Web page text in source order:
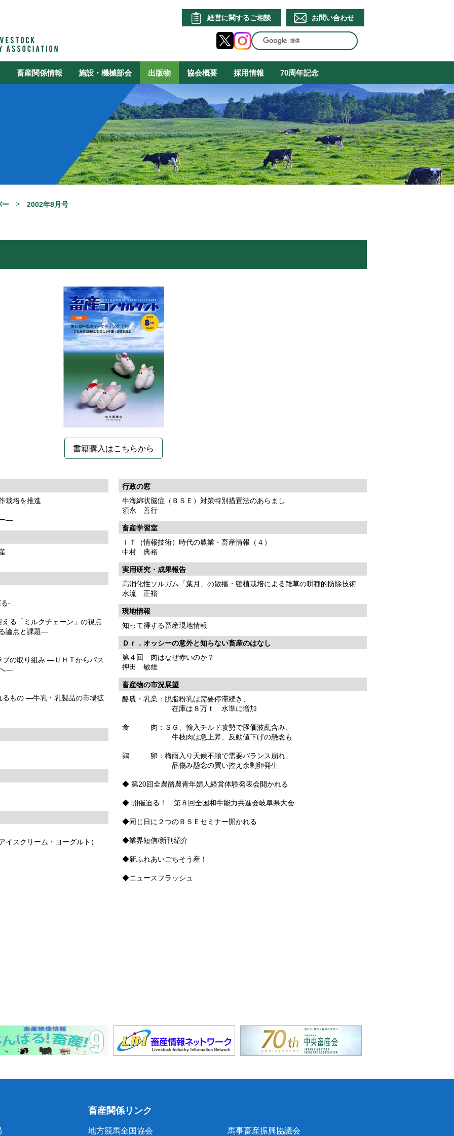
経営に関するご相談 お問い合わせ
畜産関係情報 施設・機械部会 出版物 協会概要 採用情報 70周年記念
ー 2002年8月号
書籍購入はこちらから
栽培を推進
―
-
る「ミルクチェーン」の視点
論点と課題―
ブの取り組み ―ＵＨＴからパス
―
るもの ―牛乳・乳製品の市場拡
スクリーム・ヨーグルト）
行政の窓
牛海綿状脳症（ＢＳＥ）対策特別措置法のあらまし
須永 善行
畜産学習室
ＩＴ（情報技術）時代の農業・畜産情報（４）
中村 典裕
実用研究・成果報告
高消化性ソルガム「葉月」の散播・密植栽培による雑草の耕種的防除技術
水流 正裕
現地情報
知って得する畜産現地情報
Ｄｒ．オッシーの意外と知らない畜産のはなし
第４回 肉はなぜ赤いのか？
押田 敏雄
畜産物の市況展望
酪農・乳業：脱脂粉乳は需要停滞続き、
在庫は８万ｔ 水準に増加
食 肉：ＳＧ、輸入チルド攻勢で豚価波乱含み、
牛枝肉は急上昇、反動値下げの懸念も
鶏 卵：梅雨入り天候不順で需要バランス崩れ、
品傷み懸念の買い控え余剰卵発生
◆ 第20回全農酪農青年婦人経営体験発表会開かれる
◆ 開催迫る！ 第８回全国和牛能力共進会岐阜県大会
◆同じ日に２つのＢＳＥセミナー開かれる
◆業界短信/新刊紹介
◆新ふれあいごちそう産！
◆ニュースフラッシュ
畜産関係リンク
地方競馬全国協会 馬事畜産振興協議会